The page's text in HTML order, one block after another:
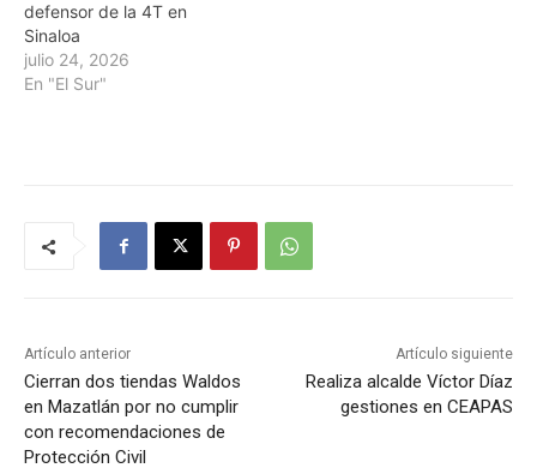
defensor de la 4T en
Sinaloa
julio 24, 2026
En "El Sur"
Artículo anterior
Cierran dos tiendas Waldos
en Mazatlán por no cumplir
con recomendaciones de
Protección Civil
Artículo siguiente
Realiza alcalde Víctor Díaz
gestiones en CEAPAS